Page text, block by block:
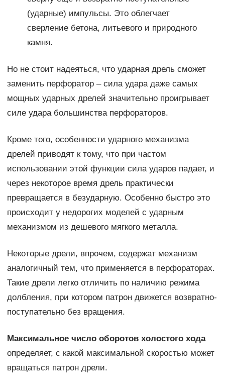
(ударные) импульсы. Это облегчает
сверление бетона, литьевого и природного
камня.
Но не стоит надеяться, что ударная дрель сможет
заменить перфоратор – сила удара даже самых
мощных ударных дрелей значительно проигрывает
силе удара большинства перфораторов.
Кроме того, особенности ударного механизма
дрелей приводят к тому, что при частом
использовании этой функции сила ударов падает, и
через некоторое время дрель практически
превращается в безударную. Особенно быстро это
происходит у недорогих моделей с ударным
механизмом из дешевого мягкого металла.
Некоторые дрели, впрочем, содержат механизм
аналогичный тем, что применяется в перфораторах.
Такие дрели легко отличить по наличию режима
долбления, при котором патрон движется возвратно-
поступательно без вращения.
Максимальное число оборотов холостого хода
определяет, с какой максимальной скоростью может
вращаться патрон дрели.